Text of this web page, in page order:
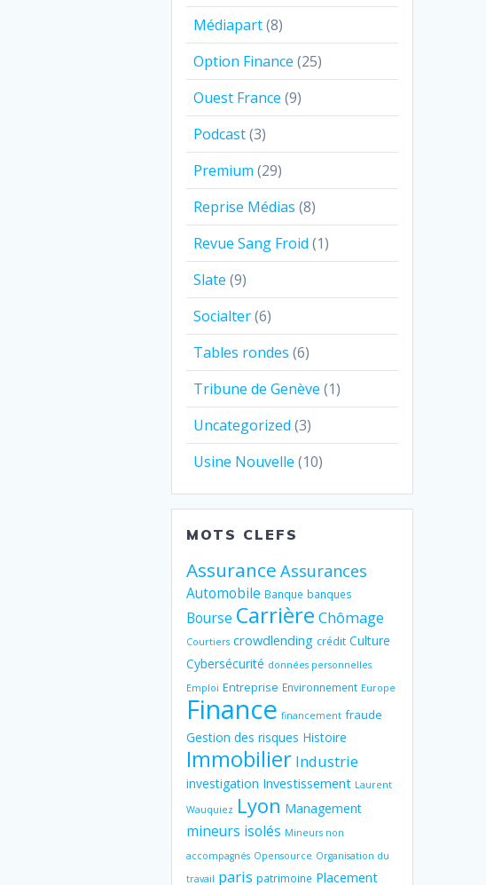
Médiapart(8)
Option Finance (25)
Ouest France (9)
Podcast(3)
Premium (29)
Reprise Médias (8)
Revue Sang Froid (1)
Slate (9)
Socialter(6)
Tables rondes (6)
Tribune de Genève (1)
Uncategorized (3)
Usine Nouvelle (10)
MOTS CLEFS
Assurance Assurances
Automobile Banque banques
Bourse Carrière Chômage
Courtiers crowdlending crédit Culture
Cybersécurité données personnelles
Emploi Entreprise Environnement Europe
Finance financement fraude
Gestion des risques Histoire
Immobilier Industrie
investigation Investissement Laurent
Wauquiez Lyon Management
mineurs isolés Mineurs non
accompagnés Opensource Organisation du
travail paris patrimoine Placement